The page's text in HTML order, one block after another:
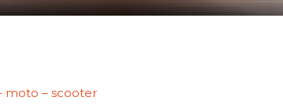
moto – scooter